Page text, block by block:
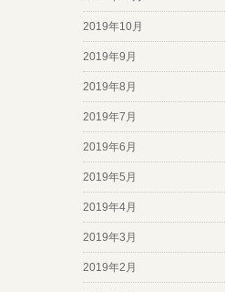
2019年10月
2019年9月
2019年8月
2019年7月
2019年6月
2019年5月
2019年4月
2019年3月
2019年2月